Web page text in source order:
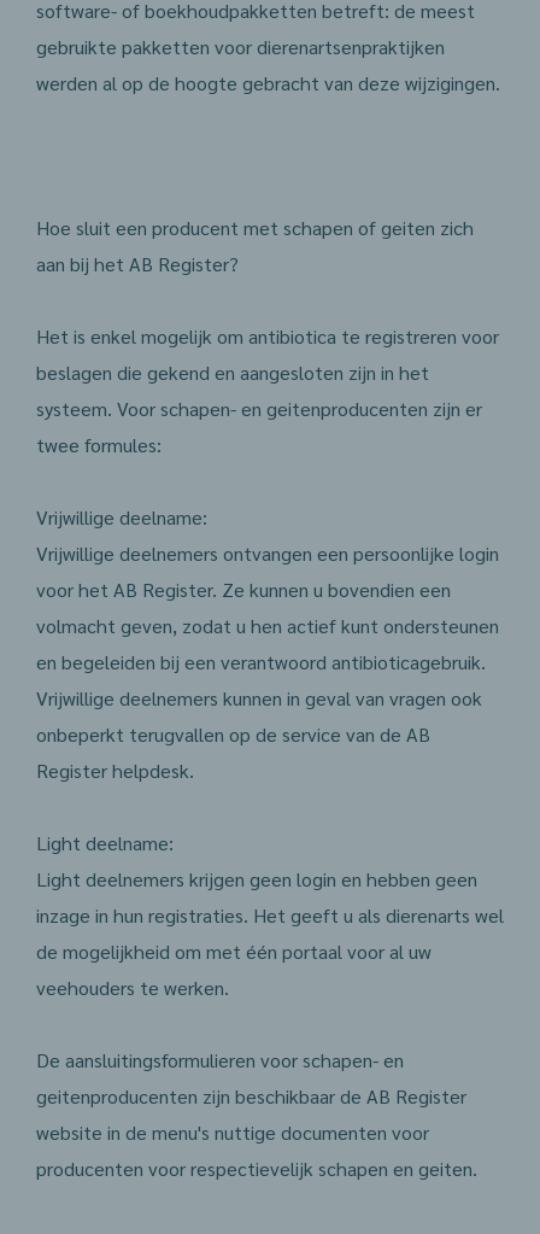
software- of boekhoudpakketten betreft: de meest
gebruikte pakketten voor dierenartsenpraktijken
werden al op de hoogte gebracht van deze wijzigingen.
Hoe sluit een producent met schapen of geiten zich
aan bij het AB Register?
Het is enkel mogelijk om antibiotica te registreren voor
beslagen die gekend en aangesloten zijn in het
systeem. Voor schapen- en geitenproducenten zijn er
twee formules:
Vrijwillige deelname:
Vrijwillige deelnemers ontvangen een persoonlijke login
voor het AB Register. Ze kunnen u bovendien een
volmacht geven, zodat u hen actief kunt ondersteunen
en begeleiden bij een verantwoord antibioticagebruik.
Vrijwillige deelnemers kunnen in geval van vragen ook
onbeperkt terugvallen op de service van de AB
Register helpdesk.
Light deelname:
Light deelnemers krijgen geen login en hebben geen
inzage in hun registraties. Het geeft u als dierenarts wel
de mogelijkheid om met één portaal voor al uw
veehouders te werken.
De aansluitingsformulieren voor schapen- en
geitenproducenten zijn beschikbaar de AB Register
website in de menu's nuttige documenten voor
producenten voor respectievelijk schapen en geiten.